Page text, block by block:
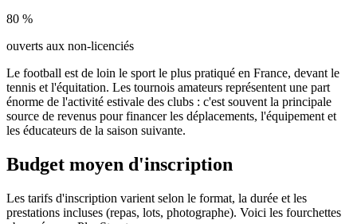
80 %
ouverts aux non-licenciés
Le football est de loin le sport le plus pratiqué en France, devant le
tennis et l'équitation. Les tournois amateurs représentent une part
énorme de l'activité estivale des clubs : c'est souvent la principale
source de revenus pour financer les déplacements, l'équipement et
les éducateurs de la saison suivante.
Budget moyen d'inscription
Les tarifs d'inscription varient selon le format, la durée et les
prestations incluses (repas, lots, photographe). Voici les fourchettes